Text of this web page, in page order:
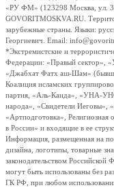
«РУ ФМ» (123298 Москва, ул.
GOVORITMOSKVA.RU.
зарубежные страны. Языки:
Георгиевич. Email:
*Экстремистские и
Федерации: «Правый сектор»,
«Джабхат Фатх аш-Шам»
Коалиция исламских
партия, «Аль-Каида», «УНА-
народа», «Свидетели Иеговы»,
«Артподготовка», Религиозная
в России» и входящие в ее
Информация, размещенная на
дизайна, логотипы, товарные
законодательством
могут быть использованы без
ГК РФ, при любом